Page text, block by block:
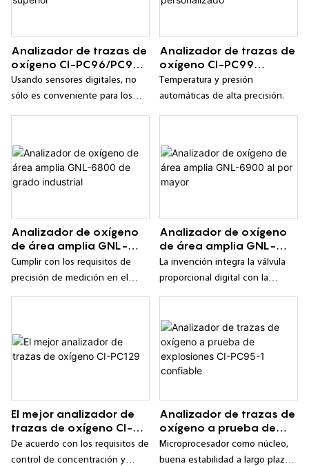
Analizador de trazas de
oxígeno CI-PC96/PC961
superior
Usando sensores digitales, no
sólo es conveniente para los
calibración se pueden medir con
precisión;
Analizador de trazas de
oxígeno CI-PC99
personalizado
Temperatura y presión
automáticas de alta precisión.
Analizador de oxígeno
de área amplia GNL-
6800 de grado industrial
Cumplir con los requisitos de
precisión de medición en el
Analizador de oxígeno
de área amplia GNL-
6900 al por mayor
La invención integra la válvula
proporcional digital con la
características del analizador de
oxígeno y la válvula proporcional
digital;
El mejor analizador de
trazas de oxígeno CI-
PC129
De acuerdo con los requisitos de
control de concentración y
Analizador de trazas de
oxígeno a prueba de
explosiones CI-PC95-1
confiable
Microprocesador como núcleo,
buena estabilidad a largo plazo,